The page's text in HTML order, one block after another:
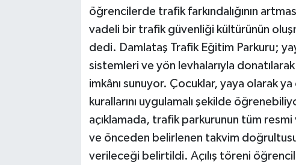
öğrencilerde trafik farkındalığının
vadeli bir trafik güvenliği kültürünün
dedi. Damlataş Trafik Eğitim Parkuru;
sistemleri ve yön levhalarıyla
imkânı sunuyor. Çocuklar, yaya olarak
kurallarını uygulamalı şekilde
açıklamada, trafik parkurunun tüm resmi
ve önceden belirlenen takvim
verileceği belirtildi. Açılış töreni